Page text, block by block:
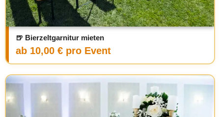
🍺 Bierzeltgarnitur mieten
ab 10,00 € pro Event